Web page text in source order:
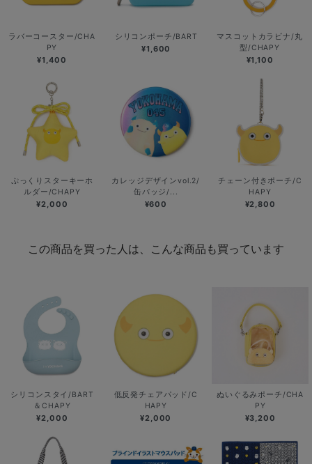
ラバーコースター/CHA
PY
¥1,400
シリコンポーチ/BART
¥1,600
マスコットカラビナ/丸
型/CHAPY
¥1,100
ぷっくりスターキーホ
ルダー/CHAPY
¥2,000
カレッジデザインvol.2/
缶バッジ/...
¥600
チェーン付きポーチ/C
HAPY
¥2,800
この商品を買った人は、こんな商品も買っています
シリコンスタイ/BART
＆CHAPY
¥2,000
低反発チェアパッド/C
HAPY
¥2,000
ぬいぐるみポーチ/CHA
PY
¥3,200